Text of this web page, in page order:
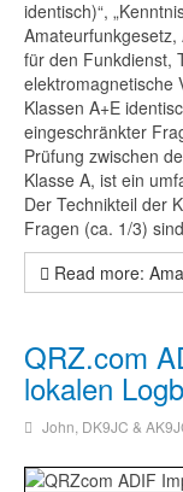
identisch)“,
für den Funkdienst,
elektromagnetische
Klassen A+E
eingeschränkter
Prüfung zwischen
Klasse A, ist ein
Der Technikteil der
Fragen (ca. 1/3)
Read more:
QRZ.com
lokalen
John, DK9JC &